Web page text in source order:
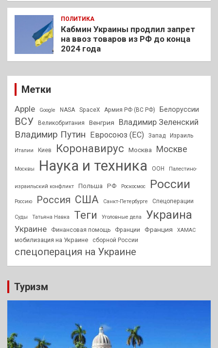
ПОЛИТИКА
Кабмин Украины продлил запрет
на ввоз товаров из РФ до конца
2024 года
Метки
Apple Google NASA SpaceX Армия РФ (ВС РФ) Белоруссии
ВСУ Великобритания Венгрия Владимир Зеленский
Владимир Путин Евросоюз (ЕС) Запад Израиль
Италии Киев Коронавирус Москва Москве
Москвы Наука и техника ООН Палестино-
израильский конфликт Польша РФ Роскосмос России
Россию Россия США Санкт-Петербурге Спецоперации
Суды Татьяна Навка Теги Уголовные дела Украина
Украине Финансовая помощь Франции Франция ХАМАС
мобилизация на Украине сборной России
спецоперация на Украине
Туризм